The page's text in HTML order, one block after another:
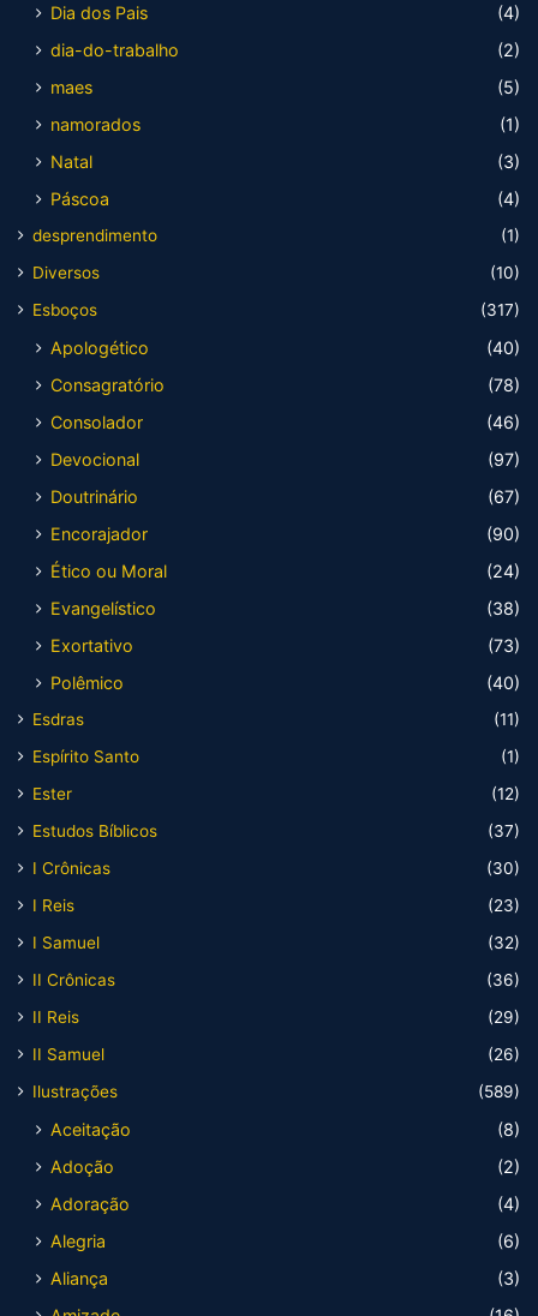
Dia dos Pais
(4)
dia-do-trabalho
(2)
maes
(5)
namorados
(1)
Natal
(3)
Páscoa
(4)
desprendimento
(1)
Diversos
(10)
Esboços
(317)
Apologético
(40)
Consagratório
(78)
Consolador
(46)
Devocional
(97)
Doutrinário
(67)
Encorajador
(90)
Ético ou Moral
(24)
Evangelístico
(38)
Exortativo
(73)
Polêmico
(40)
Esdras
(11)
Espírito Santo
(1)
Ester
(12)
Estudos Bíblicos
(37)
I Crônicas
(30)
I Reis
(23)
I Samuel
(32)
II Crônicas
(36)
II Reis
(29)
II Samuel
(26)
Ilustrações
(589)
Aceitação
(8)
Adoção
(2)
Adoração
(4)
Alegria
(6)
Aliança
(3)